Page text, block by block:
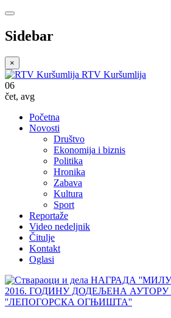
Sidebar
×
RTV Kuršumlija
06
čet, avg
Početna
Novosti
Društvo
Ekonomija i biznis
Politika
Hronika
Zabava
Kultura
Sport
Reportaže
Video nedeljnik
Čitulje
Kontakt
Oglasi